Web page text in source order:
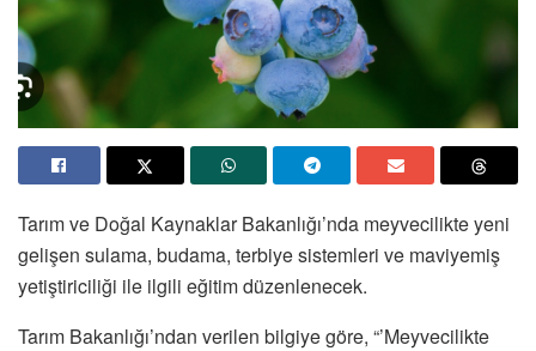
Tarım ve Doğal Kaynaklar Bakanlığı’nda meyvecilikte yeni
gelişen sulama, budama, terbiye sistemleri ve maviyemiş
yetiştiriciliği ile ilgili eğitim düzenlenecek.
Tarım Bakanlığı’ndan verilen bilgiye göre, “’Meyvecilikte